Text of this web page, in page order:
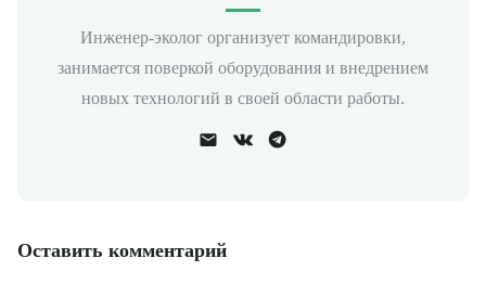
Инженер-эколог организует командировки,
занимается поверкой оборудования и внедрением
новых технологий в своей области работы.
Оставить комментарий